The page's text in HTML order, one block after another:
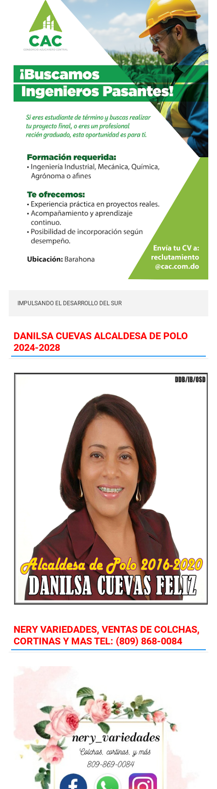
IMPULSANDO EL DESARROLLO DEL SUR
DANILSA CUEVAS ALCALDESA DE POLO
2024-2028
NERY VARIEDADES, VENTAS DE COLCHAS,
CORTINAS Y MAS TEL: (809) 868-0084